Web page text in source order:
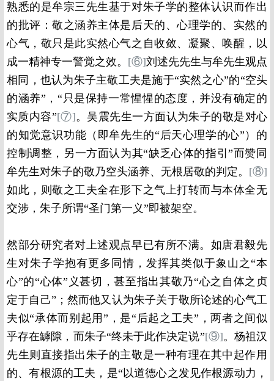
熟悉的是牟宗三先生基于对朱子学的整体认识而作出
的批评：敬之涵养主体是后天的、心理学的、实然的
心气，敬只是此实然心气之自收敛、凝聚、唤醒，以
成一精神专一警觉之效。 [⑥]刘述先先生与牟先生观点
相同，也认为朱子主敬工夫是施于“实然之心”的“空头
的涵养”，“只是保持一常惺惺的态度，并没有确定的
实质内容”[⑦]。吴震先生一方面认为朱子的敬是对心
的知觉意识功能（即牟先生的“后天心理学的心”）的
控制调整，另一方面认为其“缺乏心体的指引”而赞同
牟先生对朱子的敬乃空头涵养、无根居敬的判定。 [⑧]
如此，则敬之工夫全在形下之气上打转而与本体全无
交涉，朱子所谓“圣门第一义”即被架空。
然部分研究者对上述观点早已有所不满。如唐君毅先
生对朱子学抱有更多同情，发挥其类似于象山之“本
心”的“心体”义甚切，甚至指出其敬乃“心之自体之贞
定于自己”；然而他又认为朱子关于敬所论述的心气工
夫似“承体而别起用”，是“后起之工夫”，两者之间似
乎存在罅隙，而朱子“终未于此作决定说”[⑨]。杨祖汉
先生则直接指出朱子的主敬是一种有理在其中起作用
的、有根源的工夫，是“以道德心之发见作根源动力，